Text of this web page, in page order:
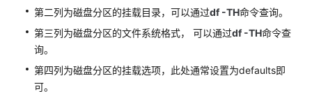
共
云
盘
第二列为磁盘分区的挂载目录，可以通过df -TH命令查询。
第三列为磁盘分区的文件系统格式， 可以通过df -TH命令查
询。
第四列为磁盘分区的挂载选项，此处通常设置为defaults即
可。